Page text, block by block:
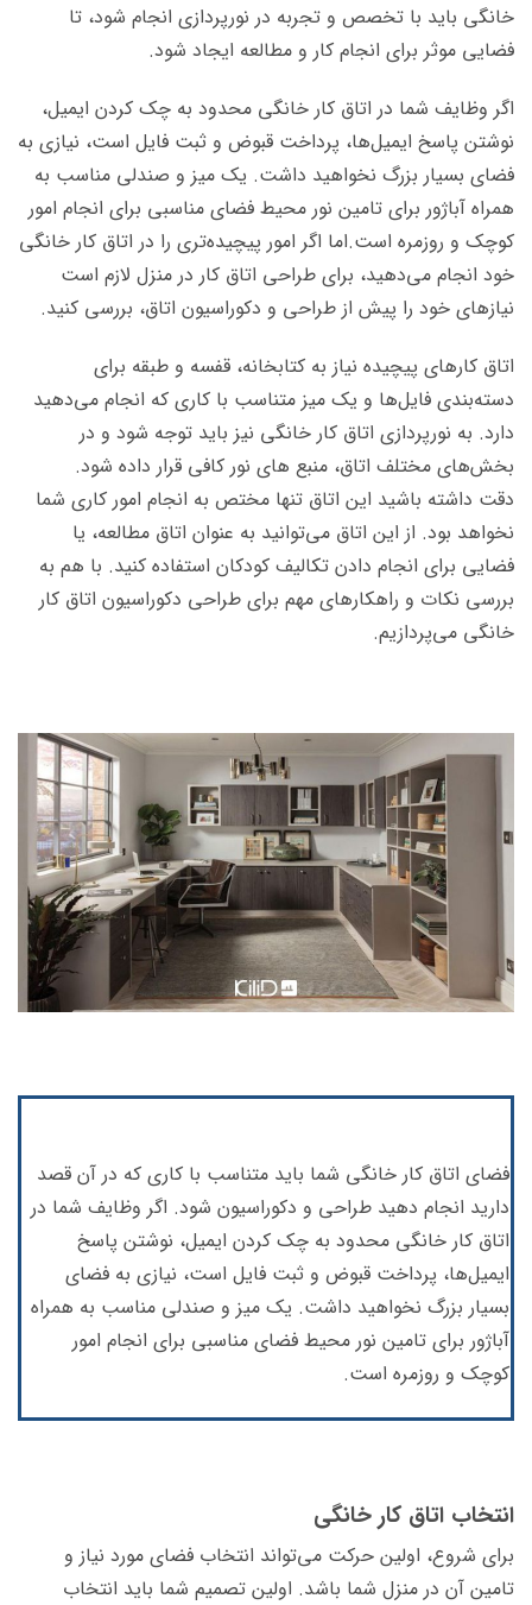
خانگی باید با تخصص و تجربه در نورپردازی انجام شود، تا
فضایی موثر برای انجام کار و مطالعه ایجاد شود.
اگر وظایف شما در اتاق کار خانگی محدود به چک کردن ایمیل،
نوشتن پاسخ ایمیل‌ها، پرداخت قبوض و ثبت فایل است، نیازی به
فضای بسیار بزرگ نخواهید داشت. یک میز و صندلی مناسب به
همراه آباژور برای تامین نور محیط فضای مناسبی برای انجام امور
کوچک و روزمره است.اما اگر امور پیچیده‌تری را در اتاق کار خانگی
خود انجام می‌دهید، برای طراحی اتاق کار در منزل لازم است
نیازهای خود را پیش از طراحی و دکوراسیون اتاق، بررسی کنید.
اتاق کارهای پیچیده نیاز به کتابخانه، قفسه و طبقه برای
دسته‌بندی فایل‌ها و یک میز متناسب با کاری که انجام می‌دهید
دارد. به نورپردازی اتاق کار خانگی نیز باید توجه شود و در
بخش‌های مختلف اتاق، منبع های نور کافی قرار داده شود.
دقت داشته باشید این اتاق تنها مختص به انجام امور کاری شما
نخواهد بود. از این اتاق می‌توانید به عنوان اتاق مطالعه، یا
فضایی برای انجام دادن تکالیف کودکان استفاده کنید. با هم به
بررسی نکات و راهکارهای مهم برای طراحی دکوراسیون اتاق کار
خانگی می‌پردازیم.
فضای اتاق کار خانگی شما باید متناسب با کاری که در آن قصد
دارید انجام دهید طراحی و دکوراسیون شود. اگر وظایف شما در
اتاق کار خانگی محدود به چک کردن ایمیل، نوشتن پاسخ
ایمیل‌ها، پرداخت قبوض و ثبت فایل است، نیازی به فضای
بسیار بزرگ نخواهید داشت. یک میز و صندلی مناسب به همراه
آباژور برای تامین نور محیط فضای مناسبی برای انجام امور
کوچک و روزمره است.
انتخاب اتاق کار خانگی
برای شروع، اولین حرکت می‌تواند انتخاب فضای مورد نیاز و
تامین آن در منزل شما باشد. اولین تصمیم شما باید انتخاب